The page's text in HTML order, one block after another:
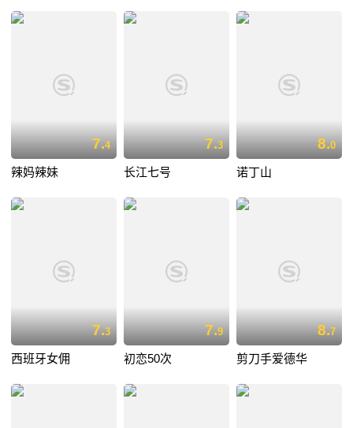
7.4
辣妈辣妹
7.3
长江七号
8.0
诺丁山
7.3
西班牙女佣
7.9
初恋50次
8.7
剪刀手爱德华